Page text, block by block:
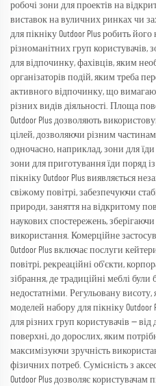
робочі зони для проектів на
виставок на вуличних ринках чи
для пікніку Outdoor Plus робить
різноманітних груп
для відпочинку, фахівців, яким
організаторів подій, яким треба
активного відпочинку, що
різних видів діяльності. Площа
Outdoor Plus дозволяють
цілей, дозволяючи різним
одночасно, наприклад, зони для
зони для приготування їди поряд
пікніку Outdoor Plus виявляється
свіжому повітрі, забезпечуючи
природи, заняття на відкритому
наукових спостережень,
використання. Комерційне
Outdoor Plus включає послуги
повітрі, рекреаційні об'єкти,
зібрання, де традиційні меблі
недостатніми. Регульовану
моделей набору для пікніку
для різних груп користувачів —
поверхні, до дорослих, яким
максимізуючи зручність
фізичних потреб. Сумісність з
Outdoor Plus дозволяє